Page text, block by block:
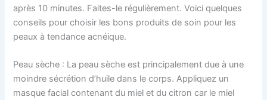
après 10 minutes. Faites-le régulièrement. Voici quelques
conseils pour choisir les bons produits de soin pour les
peaux à tendance acnéique.
Peau sèche : La peau sèche est principalement due à une
moindre sécrétion d’huile dans le corps. Appliquez un
masque facial contenant du miel et du citron car le miel